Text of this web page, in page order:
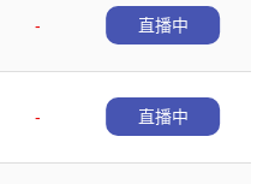
-
直播中
-
直播中